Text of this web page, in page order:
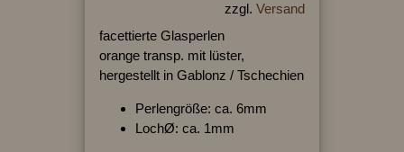
zzgl. Versand
facettierte Glasperlen
orange transp. mit lüster,
hergestellt in Gablonz / Tschechien
Perlengröße: ca. 6mm
LochØ: ca. 1mm